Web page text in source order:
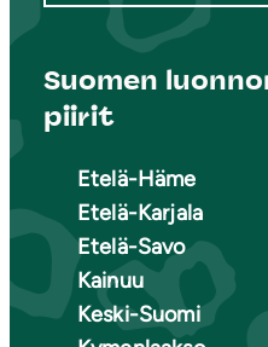
Suomen
piirit
Etelä-Häme
Etelä-Karjala
Etelä-Savo
Kainuu
Keski-Suomi